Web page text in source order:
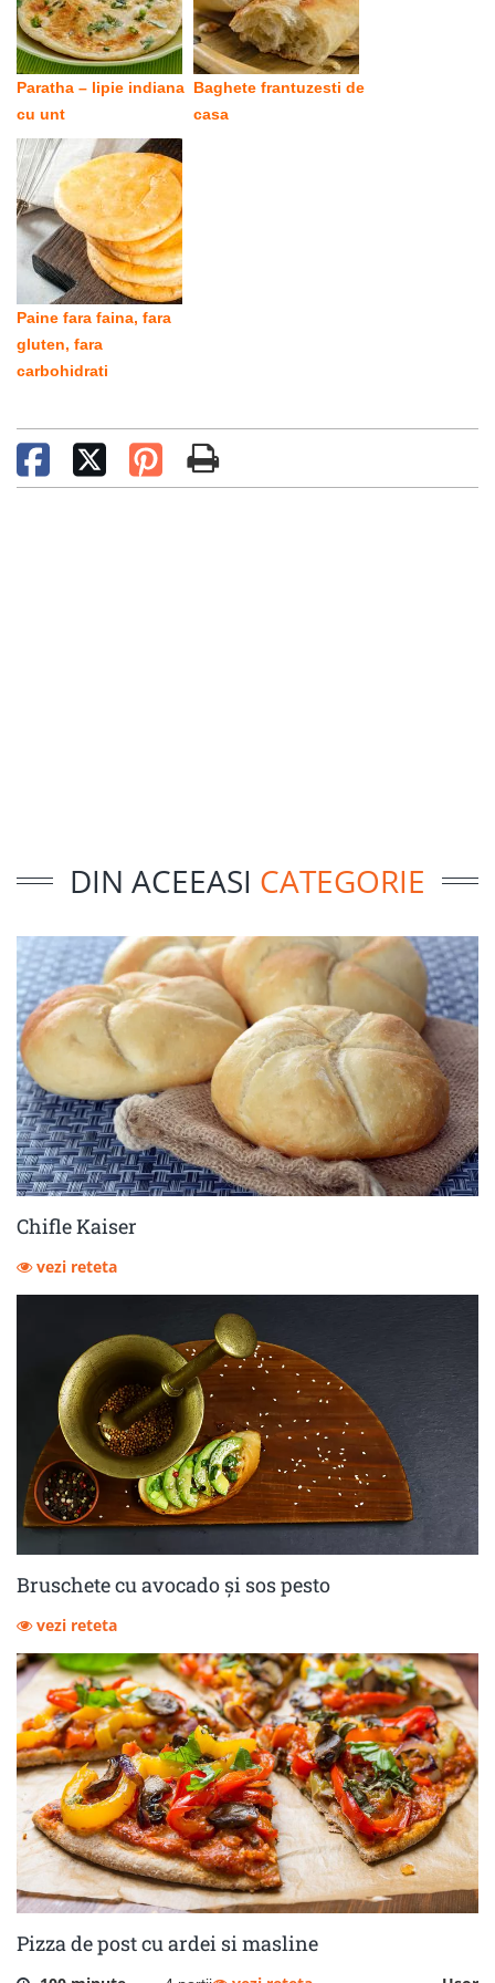
Paratha – lipie indiana
cu unt
Baghete frantuzesti de
casa
Paine fara faina, fara
gluten, fara
carbohidrati
DIN ACEEASI CATEGORIE
Chifle Kaiser
vezi reteta
Bruschete cu avocado și sos pesto
vezi reteta
Pizza de post cu ardei si masline